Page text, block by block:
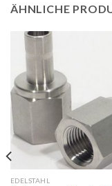
ÄHNLICHE
EDELSTAHL